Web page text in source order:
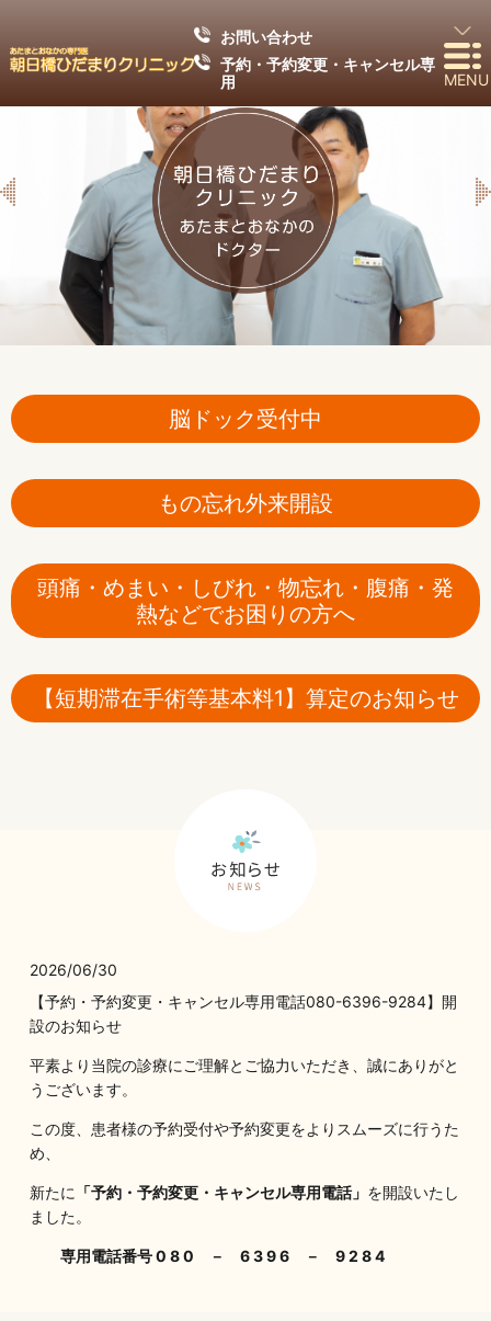
お問い合わせ
予約・予約変更・キャンセル専
用
MENU
脳ドック受付中
もの忘れ外来開設
頭痛・めまい・しびれ・物忘れ・腹痛・発
熱などでお困りの方へ
【短期滞在手術等基本料1】算定のお知らせ
2026/06/30
【予約・予約変更・キャンセル専用電話080-6396-9284】開
設のお知らせ
平素より当院の診療にご理解とご協力いただき、誠にありがと
うございます。
この度、患者様の予約受付や予約変更をよりスムーズに行うた
め、
新たに 「予約・予約変更・キャンセル専用電話」 を開設いたし
ました。
専用電話番号 0 8 0 － 6 3 9 6 － 9 2 8 4